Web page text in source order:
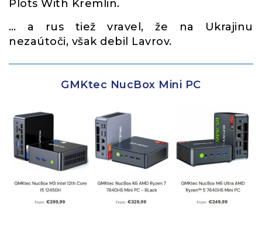
Plots With Kremlin.
… a rus tiež vravel, že na Ukrajinu
nezaútoči, však debil Lavrov.
GMKtec NucBox Mini PC